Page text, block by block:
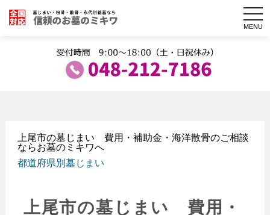
MENU
上尾市の墓じまい 費用・補助金・海洋散骨のご相談
ならお墓のミキワへ
都道府県別墓じまい
上尾市の墓じまい 費用・